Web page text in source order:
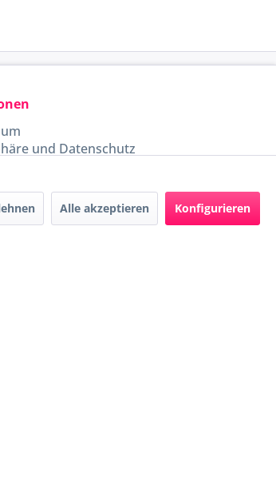
und Datenschutz
Alle akzeptieren Konfigurieren